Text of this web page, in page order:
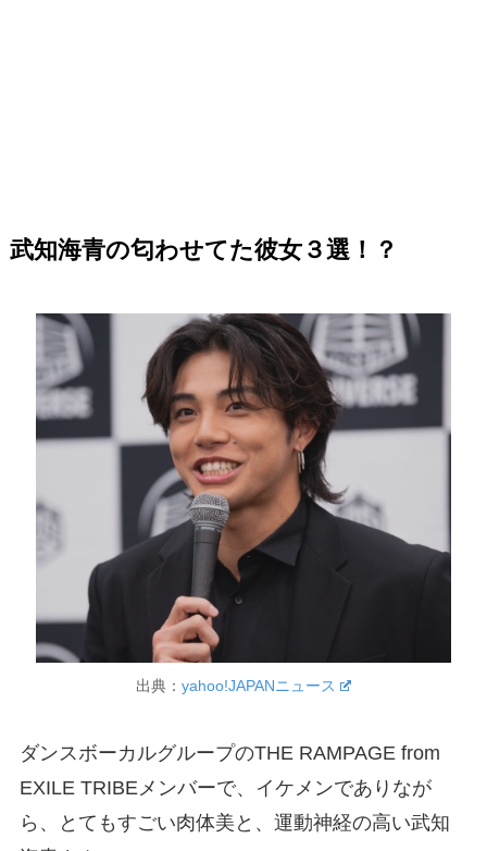
武知海青の匂わせてた彼女３選！？
出典： yahoo!JAPANニュース
ダンスボーカルグループのTHE RAMPAGE from
EXILE TRIBEメンバーで、イケメンでありなが
ら、とてもすごい肉体美と、運動神経の高い武知